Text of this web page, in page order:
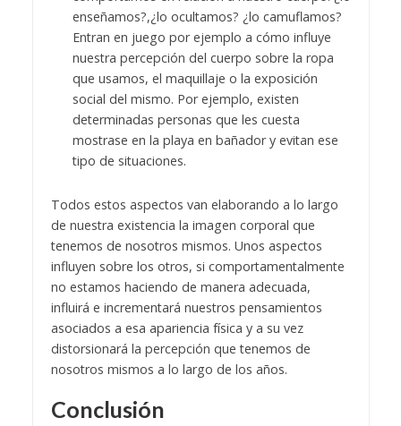
enseñamos?,¿lo ocultamos? ¿lo camuflamos?
Entran en juego por ejemplo a cómo influye
nuestra percepción del cuerpo sobre la ropa
que usamos, el maquillaje o la exposición
social del mismo. Por ejemplo, existen
determinadas personas que les cuesta
mostrase en la playa en bañador y evitan ese
tipo de situaciones.
Todos estos aspectos van elaborando a lo largo
de nuestra existencia la imagen corporal que
tenemos de nosotros mismos. Unos aspectos
influyen sobre los otros, si comportamentalmente
no estamos haciendo de manera adecuada,
influirá e incrementará nuestros pensamientos
asociados a esa apariencia física y a su vez
distorsionará la percepción que tenemos de
nosotros mismos a lo largo de los años.
Conclusión